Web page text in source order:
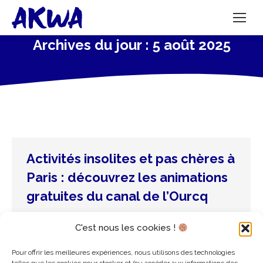
C'est nous les cookies !
Pour offrir les meilleures expériences, nous utilisons des technologies
Archives du jour : 5 août 2025
Activités insolites et pas chères à
Paris : découvrez les animations
gratuites du canal de l’Ourcq
AKWA vous invite à explorer des activités
insolites à Paris, sans vous ruiner. Notre ponton